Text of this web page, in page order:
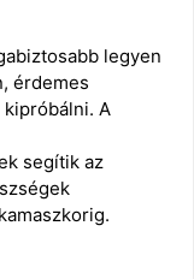
legyen
érdemes
kipróbálni. A
segítik az